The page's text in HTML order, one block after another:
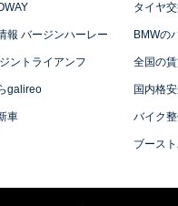
タイヤ
報 バージンハーレー BMWの
ントライアンフ 全国の
galireo 国内格
車 バイク
ブース